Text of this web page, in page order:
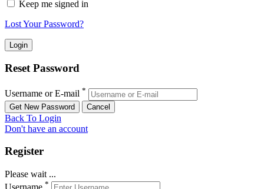
Keep me signed in
Lost Your Password?
Reset Password
Username or E-mail *
Back To Login
Don't have an account
Register
Please wait ...
*